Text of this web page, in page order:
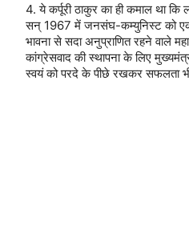
4. ये कर्पूरी ठाकुर का ही कमाल था कि
सन् 1967 में जनसंघ-कम्युनिस्ट को
भावना से सदा अनुप्राणित रहने वाले
कांग्रेसवाद की स्थापना के लिए
स्वयं को परदे के पीछे रखकर सफलता